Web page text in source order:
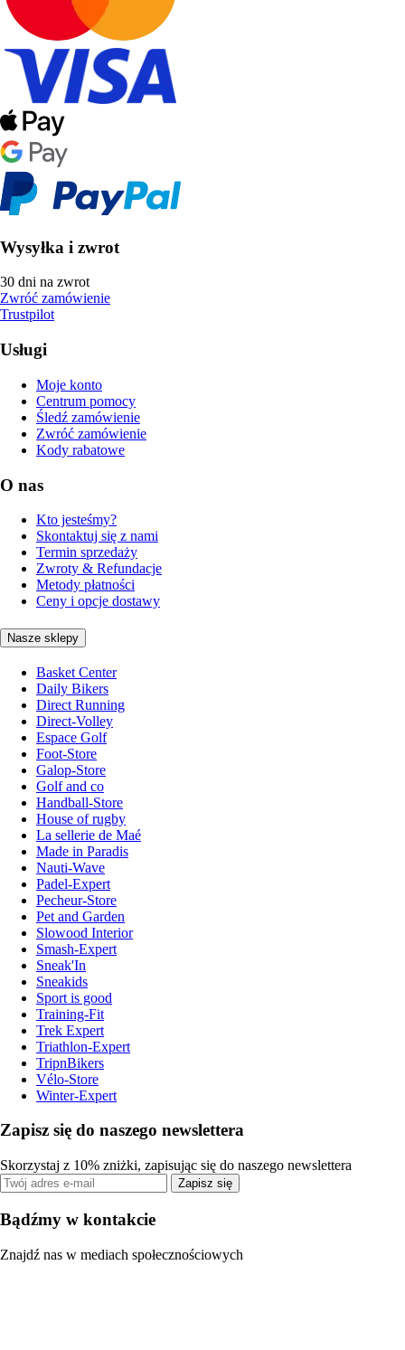
Wysyłka i zwrot
30 dni na zwrot
Zwróć zamówienie
Trustpilot
Usługi
Moje konto
Centrum pomocy
Śledź zamówienie
Zwróć zamówienie
Kody rabatowe
O nas
Kto jesteśmy?
Skontaktuj się z nami
Termin sprzedaży
Zwroty & Refundacje
Metody płatności
Ceny i opcje dostawy
Nasze sklepy
Basket Center
Daily Bikers
Direct Running
Direct-Volley
Espace Golf
Foot-Store
Galop-Store
Golf and co
Handball-Store
House of rugby
La sellerie de Maé
Made in Paradis
Nauti-Wave
Padel-Expert
Pecheur-Store
Pet and Garden
Slowood Interior
Smash-Expert
Sneak'In
Sneakids
Sport is good
Training-Fit
Trek Expert
Triathlon-Expert
TripnBikers
Vélo-Store
Winter-Expert
Zapisz się do naszego newslettera
Skorzystaj z 10% zniżki, zapisując się do naszego newslettera
Zapisz się
Bądźmy w kontakcie
Znajdź nas w mediach społecznościowych